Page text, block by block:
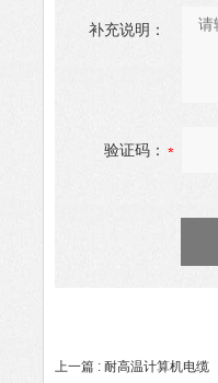
补充说明：
验证码：
上一篇 : 耐高温计算机电缆